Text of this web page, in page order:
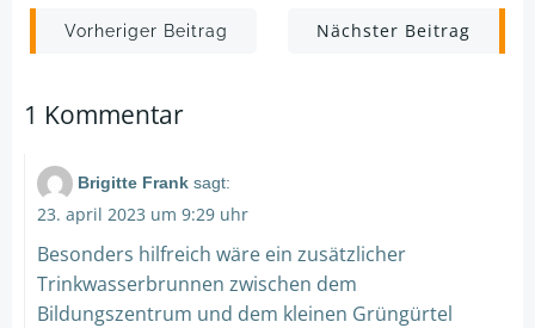
Post
navigation
Vorheriger Beitrag
Post
Nächster Beitrag
1 Kommentar
Brigitte Frank sagt:
23. april 2023 um 9:29 uhr
Besonders hilfreich wäre ein zusätzlicher
Trinkwasserbrunnen zwischen dem
Bildungszentrum und dem kleinen Grüngürtel